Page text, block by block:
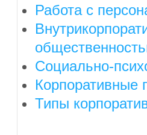
Работа с
Социально-
Корпоративные
Типы